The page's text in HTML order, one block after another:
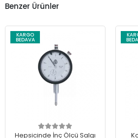
Benzer Ürünler
KARGO
BEDAVA
Hepsicinde İnç Ölçü Salgı